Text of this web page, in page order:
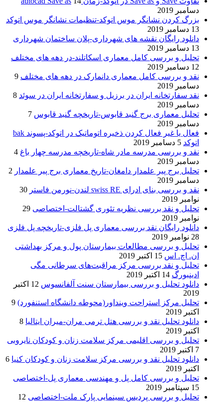
دسامبر 2019
بزرگ کردن نشانگر موس اتوکد-تنظیمات نشانگر موس اتوکد
13 دسامبر 2019
دانلود رایگان نقشه های شهرداری-پلان ساختمان شهرداری
13 دسامبر 2019
تحلیل و بررسی کامل معماری اسکاتلند-در دهه های مختلف
12 دسامبر 2019
نقد و بررسی کامل معماری دانمارک در دهه های مختلف 9
دسامبر 2019
نقد سفارتخانه ایران در برزیل و سفارتخانه ایران در سوئد 8
دسامبر 2019
تحلیل معماری برج گنبد قابوس-تاریخچه گنبد قابوس 7
دسامبر 2019
فعال یا غیر فعال کردن ذخیره اتوماتیک در اتوکد-پسوند bak
اتوکد 5 دسامبر 2019
نقد و بررسی مدرسه مادر شاه-تاریخچه مدرسه چهار باغ 4
دسامبر 2019
تحلیل برج پیر علمدار دامغان-تاریخ معماری برج پیر علمدار 2
دسامبر 2019
نقد و بررسی بنای ادرای swiss RE لندن-نورمن فاستر
30
نوامبر 2019
تحلیل و نقد بررسی نظریه تئوری گشتالت-اختصاصی 29
نوامبر 2019
دانلود رایگان نقد بررسی معماری پل فلزی-تاریخچه پل فلزی
28 نوامبر 2019
تحلیل و بررسی مطالعات بیمارستان پول و مرکز بهداشتی
ان. اچ. اس 15 اکتبر 2019
تحلیل و نقد بررسی مرکز مراقبت‌های سرطانی مگی
ادینبورگ 14 اکتبر 2019
دانلود تحلیل و بررسی بیمارستان سنت آلفانسوس
12 اکتبر
2019
تحلیل مرکز استراحت وینداور(محوطه دانشگاه استنفورد) 9
اکتبر 2019
دانلود تحلیل نقد و بررسی هتل ترمی مران-میران ایتالیا 8
اکتبر 2019
تحلیل و بررسی اقلیمی مرکز سلامت زنان و کودکان نایروبی
7 اکتبر 2019
دانلود تحلیل نقد و بررسی مرکز سلامت زنان و کودکان کنیا 6
اکتبر 2019
تحلیل و بررسی کامل پل و مهندسی معماری پل-اختصاصی
15 سپتامبر 2019
تحلیل و بررسی پردیس سینمایی پارک ملت-اختصاصی 12